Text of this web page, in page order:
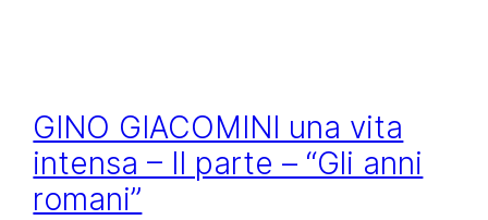
GINO GIACOMINI una vita
intensa – II parte – “Gli anni
romani”